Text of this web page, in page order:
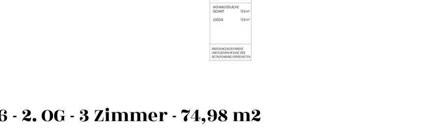
- 2. OG - 3 Zimmer - 74,98 m2